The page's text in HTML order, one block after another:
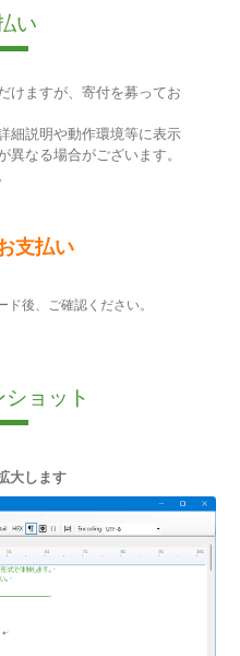
い
けますが、寄付を募ってお
細説明や動作環境等に表示
異なる場合がございます。
支払い
後、ご確認ください。
ショット
大します